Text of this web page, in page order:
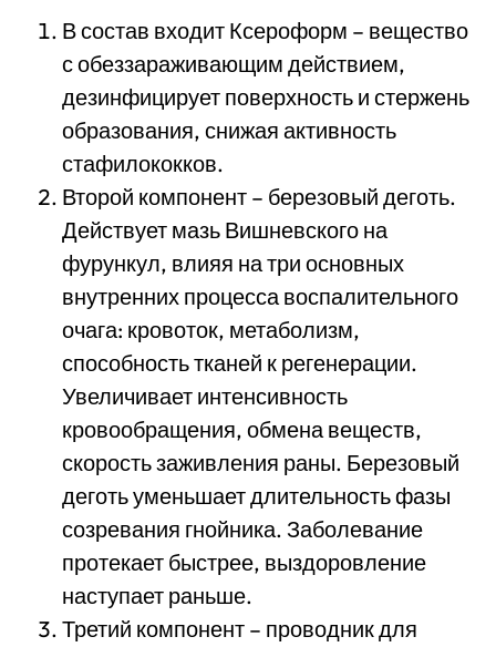
В состав входит Ксероформ – вещество
с обеззараживающим действием,
дезинфицирует поверхность и стержень
образования, снижая активность
стафилококков.
Второй компонент – березовый деготь.
Действует мазь Вишневского на
фурункул, влияя на три основных
внутренних процесса воспалительного
очага: кровоток, метаболизм,
способность тканей к регенерации.
Увеличивает интенсивность
кровообращения, обмена веществ,
скорость заживления раны. Березовый
деготь уменьшает длительность фазы
созревания гнойника. Заболевание
протекает быстрее, выздоровление
наступает раньше.
Третий компонент – проводник для